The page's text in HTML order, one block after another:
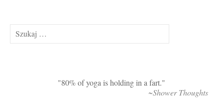
Szukaj:
80% of yoga is holding in a fart.
~Shower Thoughts